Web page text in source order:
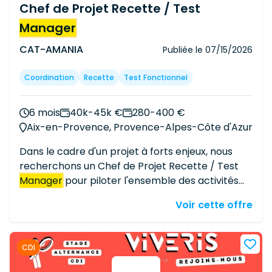
notamment via PowerShell Participer au
maintien en conditions opérationnelles des
infrastructures Microsoft Collaborer au
quotidien avec les équipes Réseau, Systèmes et
Provence Démarrage : septembre 2026 Mission
Chef de Projet Recette / Test
Manager
CAT-AMANIA Publiée le 07/15/2026
Coordination Recette Test Fonctionnel
6 mois 40k-45k €
280-400 €
Aix-en-Provence, Provence-Alpes-Côte d'Azur
Dans le cadre d'un projet à forts enjeux, nous
recherchons un Chef de Projet Recette / Test
Manager pour piloter l'ensemble des activités
contexte exigeant, caractérisé par un périmètre
responsablede la stratégie de recette et de la
coordination des différentes parties prenantes
afin de garantir la qualité des livraisons et le
Voir cette offre
CDI